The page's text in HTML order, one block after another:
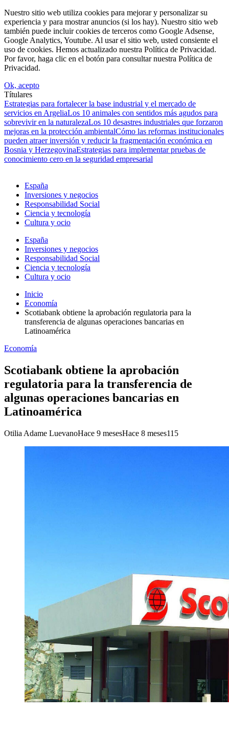
Nuestro sitio web utiliza cookies para mejorar y personalizar su
experiencia y para mostrar anuncios (si los hay). Nuestro sitio web
también puede incluir cookies de terceros como Google Adsense,
Google Analytics, Youtube. Al usar el sitio web, usted consiente el
uso de cookies. Hemos actualizado nuestra Política de Privacidad.
Por favor, haga clic en el botón para consultar nuestra Política de
Privacidad.
Ok, acepto
Títulares
Estrategias para fortalecer la base industrial y el mercado de
servicios en ArgeliaLos 10 animales con sentidos más agudos para
sobrevivir en la naturalezaLos 10 desastres industriales que forzaron
mejoras en la protección ambientalCómo las reformas institucionales
pueden atraer inversión y reducir la fragmentación económica en
Bosnia y HerzegovinaEstrategias para implementar pruebas de
conocimiento cero en la seguridad empresarial
España
Inversiones y negocios
Responsabilidad Social
Ciencia y tecnología
Cultura y ocio
España
Inversiones y negocios
Responsabilidad Social
Ciencia y tecnología
Cultura y ocio
Inicio
Economía
Scotiabank obtiene la aprobación regulatoria para la
transferencia de algunas operaciones bancarias en
Latinoamérica
Economía
Scotiabank obtiene la aprobación
regulatoria para la transferencia de
algunas operaciones bancarias en
Latinoamérica
Otilia Adame LuevanoHace 9 mesesHace 8 meses115